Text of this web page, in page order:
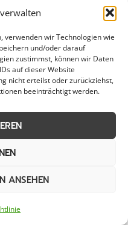
verwenden wir Technologien wie
und/oder darauf
zustimmst, können wir Daten
auf dieser Website
nicht erteilst oder zurückziehst,
beeinträchtigt werden.
ANSEHEN
Eisglättebekämpfung in
Göttingen
Eisglättebekämpfung in
Herzberg am Harz
Eisglättebekämpfung in
Eisglättebekämpfung in